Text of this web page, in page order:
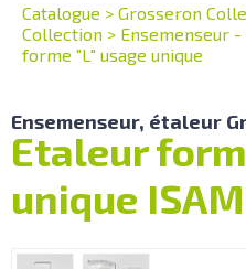
Catalogue > Grosseron
Collection > Ensemenseur
forme "L" usage unique
Ensemenseur, étaleur
Etaleur
unique